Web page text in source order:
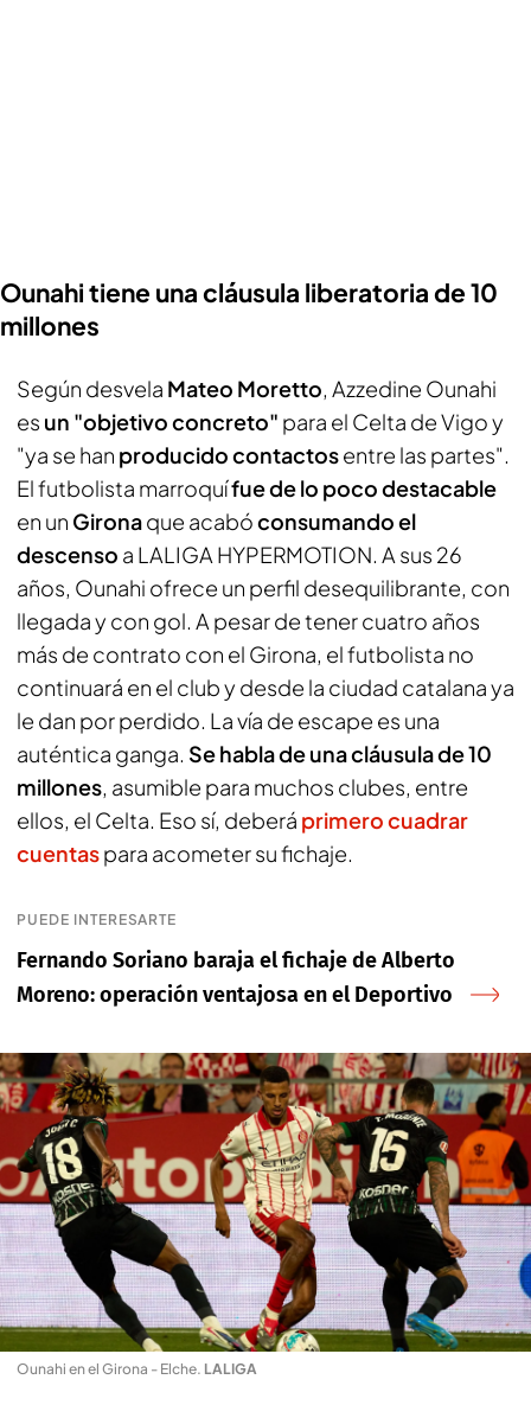
Ounahi tiene una cláusula liberatoria de 10
millones
Según desvela Mateo Moretto, Azzedine Ounahi
es un "objetivo concreto" para el Celta de Vigo y
"ya se han producido contactosentre las partes".
El futbolista marroquífue de lo poco destacable
en un Gironaque acabóconsumando el
descenso a LALIGA HYPERMOTION. A sus 26
años, Ounahi ofrece un perfil desequilibrante, con
llegada y con gol. A pesar de tener cuatro años
más de contrato con el Girona, el futbolista no
continuará en el club y desde la ciudad catalana ya
le dan por perdido. La vía de escape es una
auténtica ganga. Se habla de una cláusula de 10
millones, asumible para muchos clubes, entre
ellos, el Celta. Eso sí, deberá primero cuadrar
cuentaspara acometer su fichaje.
PUEDE INTERESARTE
Fernando Soriano baraja el fichaje de Alberto
Moreno: operación ventajosa en el Deportivo
Ounahi en el Girona - Elche. LALIGA